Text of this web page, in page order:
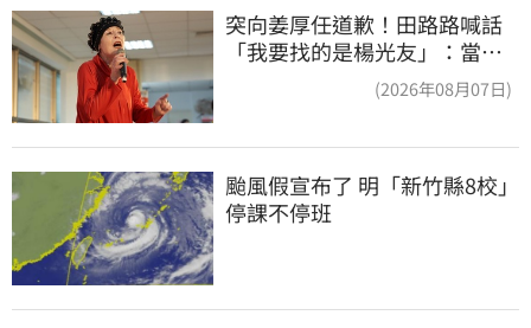
突向姜厚任道歉！田路路喊話
「我要找的是楊光友」：當時
(2026年08月07日)
颱風假宣布了 明「新竹縣8校」
停課不停班